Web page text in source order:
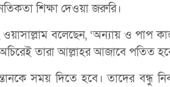
শিক্ষা দেওয়া জরুরি।
ওয়াসাল্লাম বলেছেন, ‘অন্যায় ও পাপ
অচিরেই তারা আল্লাহর আজাবে পতিত
সময় দিতে হবে। তাদের বন্ধু